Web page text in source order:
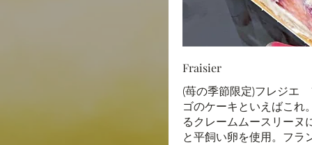
Fraisier
(苺の季節限定)フレジエ
ゴのケーキといえばこれ
るクレームムースリーヌ
と平飼い卵を使用。フラ